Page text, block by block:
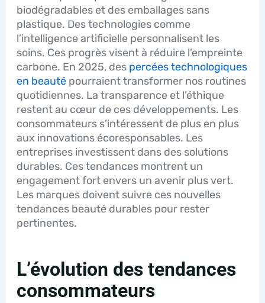
biodégradables et des emballages sans
plastique. Des technologies comme
l’intelligence artificielle personnalisent les
soins. Ces progrès visent à réduire l’empreinte
carbone. En 2025, des percées technologiques
en beautépourraient transformer nos routines
quotidiennes. La transparence et l’éthique
restent au cœur de ces développements. Les
consommateurs s’intéressent de plus en plus
aux innovations écoresponsables. Les
entreprises investissent dans des solutions
durables. Ces tendances montrent un
engagement fort envers un avenir plus vert.
Les marques doivent suivre ces nouvelles
tendances beauté durables pour rester
pertinentes.
L’évolution des tendances
consommateurs